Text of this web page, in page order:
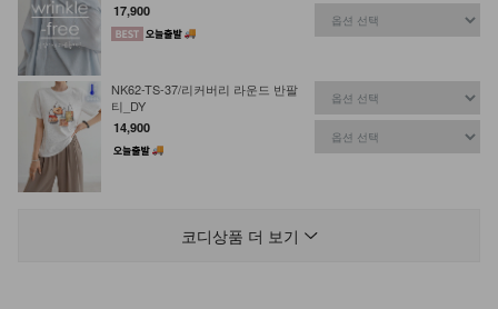
17,900
NK62-TS-37/리커버리 라운드 반팔
티_DY
14,900
코디상품 더 보기